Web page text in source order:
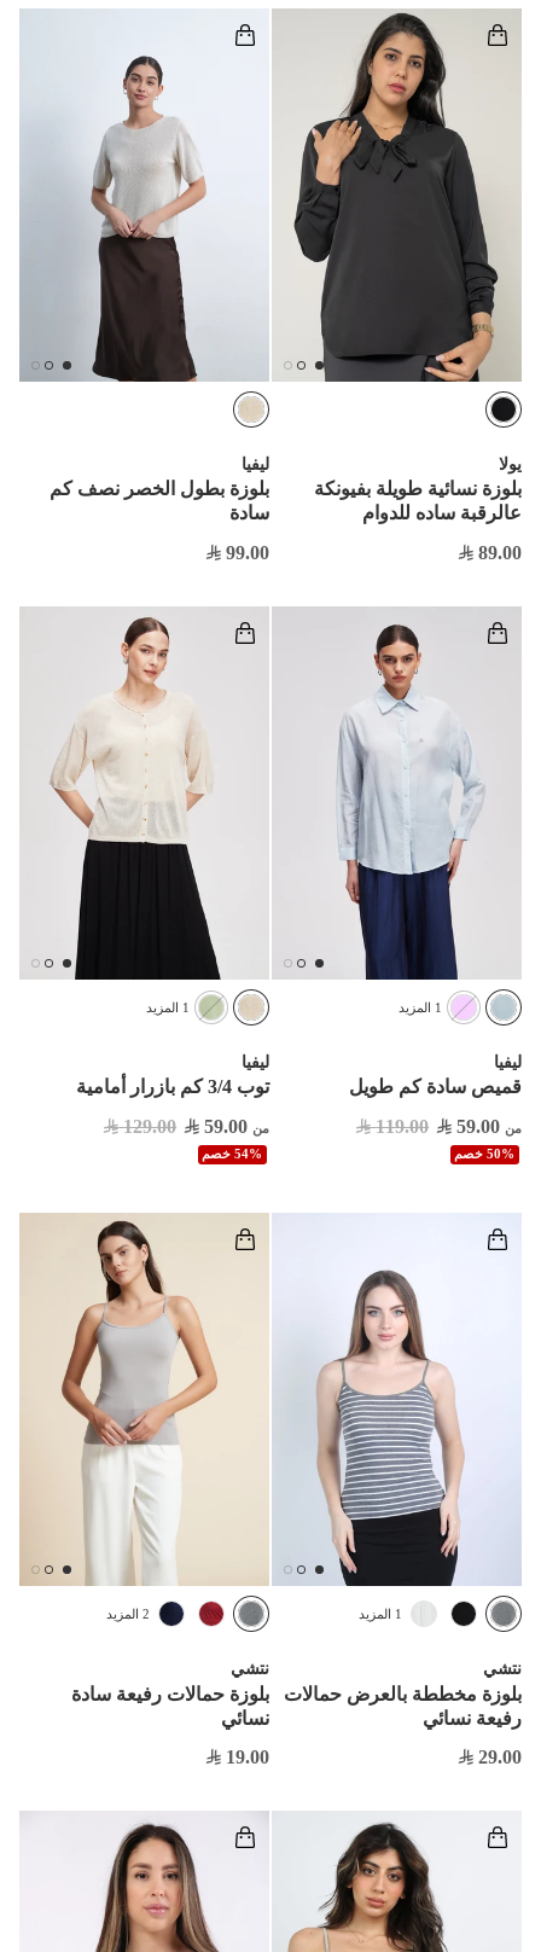
يولا
بلوزة نسائية طويلة بفيونكة
عالرقبة ساده للدوام
89.00
ليفيا
بلوزة بطول الخصر نصف كم
سادة
99.00
ليفيا
قميص سادة كم طويل
من 59.00
119.00
50% خصم
1 المزيد
ليفيا
توب 3/4 كم بازرار أمامية
من 59.00
129.00
54% خصم
1 المزيد
نتشي
بلوزة مخططة بالعرض حمالات
رفيعة نسائي
29.00
1 المزيد
نتشي
بلوزة حمالات رفيعة سادة
نسائي
19.00
2 المزيد